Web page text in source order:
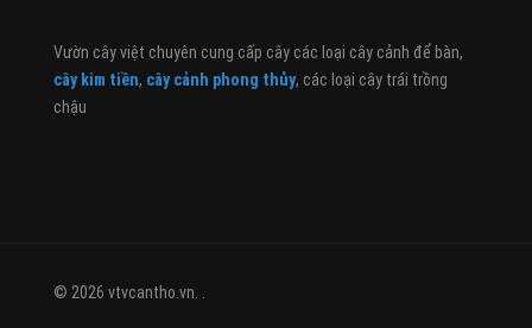
Vườn cây việt chuyên cung cấp cây các loại cây cảnh để bàn,
cây kim tiền, cây cảnh phong thủy, các loại cây trái trồng
chậu
© 2026 vtvcantho.vn. .